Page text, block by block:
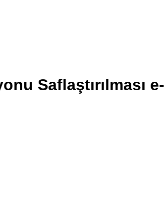
Saflaştırılması